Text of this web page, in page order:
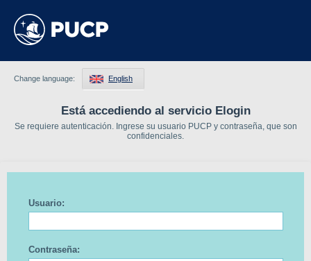
Está accediendo al servicio Elogin
Se requiere autenticación. Ingrese su usuario PUCP y contraseña, que son
confidenciales.
Change language: English
Usuario:
Contraseña: